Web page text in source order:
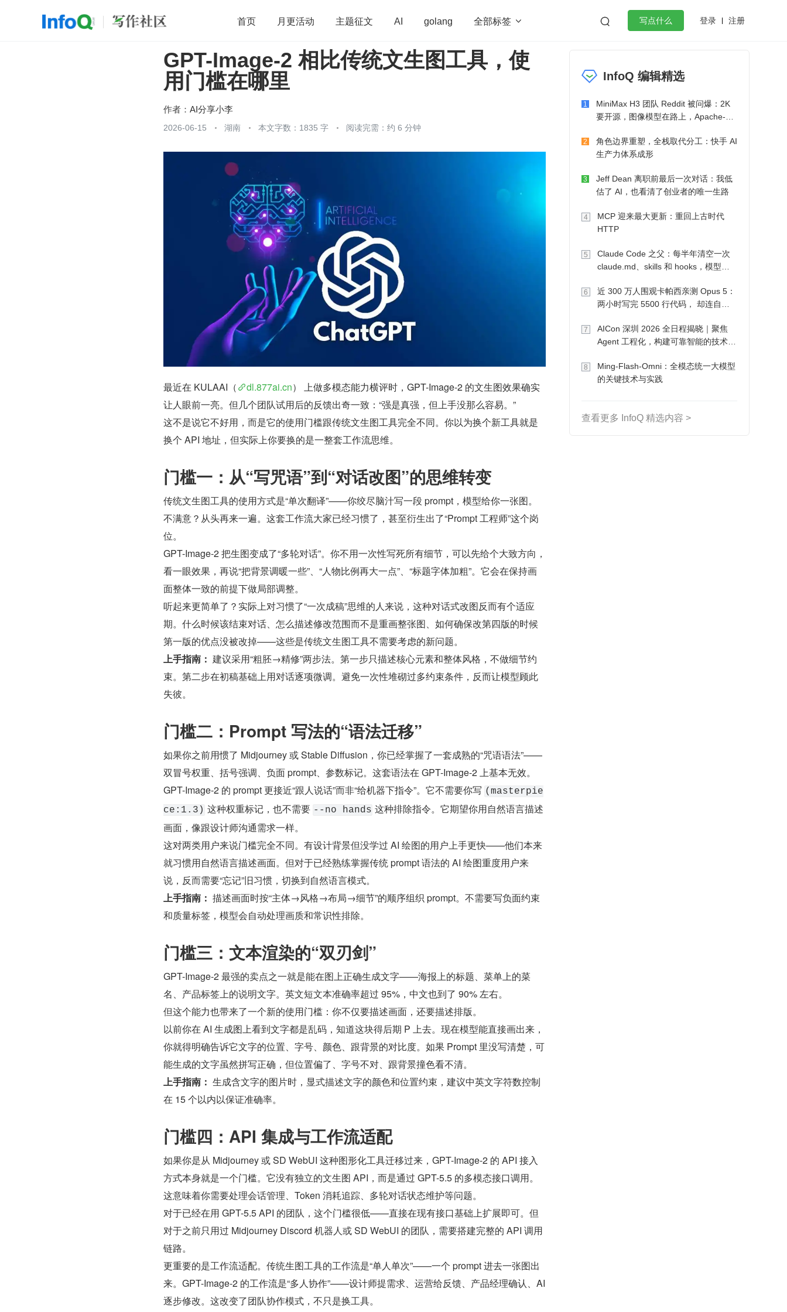
首页 月更活动 主题征文 AI golang 全部标签   写点什么 登录 注册
开源 架构 OpenHarmony 算法 学习方法 Web3.0 高效工作
团队管理 程序员 微服务架构 flutter
GPT-Image-2 相比传统文生图工具，使
用门槛在哪里
作者： AI分享小李
2026-06-15 湖南 本文字数：1835 字 阅读完需：约 6 分钟
最近在 KULAAI（ dl.877ai.cn） 上做多模态能力横评时，GPT-Image-2 的文生图效果确实
让人眼前一亮。但几个团队试用后的反馈出奇一致：“强是真强，但上手没那么容易。”
这不是说它不好用，而是它的使用门槛跟传统文生图工具完全不同。你以为换个新工具就是
换个 API 地址，但实际上你要换的是一整套工作流思维。
门槛一：从“写咒语”到“对话改图”的思维转变
传统文生图工具的使用方式是“单次翻译”——你绞尽脑汁写一段 prompt，模型给你一张图。
不满意？从头再来一遍。这套工作流大家已经习惯了，甚至衍生出了“Prompt 工程师”这个岗
位。
GPT-Image-2 把生图变成了“多轮对话”。你不用一次性写死所有细节，可以先给个大致方向，
看一眼效果，再说“把背景调暖一些”、“人物比例再大一点”、“标题字体加粗”。它会在保持画
面整体一致的前提下做局部调整。
听起来更简单了？实际上对习惯了“一次成稿”思维的人来说，这种对话式改图反而有个适应
期。什么时候该结束对话、怎么描述修改范围而不是重画整张图、如何确保改第四版的时候
第一版的优点没被改掉——这些是传统文生图工具不需要考虑的新问题。
上手指南： 建议采用“粗胚→精修”两步法。第一步只描述核心元素和整体风格，不做细节约
束。第二步在初稿基础上用对话逐项微调。避免一次性堆砌过多约束条件，反而让模型顾此
失彼。
门槛二：Prompt 写法的“语法迁移”
如果你之前用惯了 Midjourney 或 Stable Diffusion，你已经掌握了一套成熟的“咒语语法”——
双冒号权重、括号强调、负面 prompt、参数标记。这套语法在 GPT-Image-2 上基本无效。
GPT-Image-2 的 prompt 更接近“跟人说话”而非“给机器下指令”。它不需要你写 (masterpie
ce:1.3) 这种权重标记，也不需要 --no hands 这种排除指令。它期望你用自然语言描述
画面，像跟设计师沟通需求一样。
这对两类用户来说门槛完全不同。有设计背景但没学过 AI 绘图的用户上手更快——他们本来
就习惯用自然语言描述画面。但对于已经熟练掌握传统 prompt 语法的 AI 绘图重度用户来
说，反而需要“忘记”旧习惯，切换到自然语言模式。
上手指南： 描述画面时按“主体→风格→布局→细节”的顺序组织 prompt。不需要写负面约束
和质量标签，模型会自动处理画质和常识性排除。
门槛三：文本渲染的“双刃剑”
GPT-Image-2 最强的卖点之一就是能在图上正确生成文字——海报上的标题、菜单上的菜
名、产品标签上的说明文字。英文短文本准确率超过 95%，中文也到了 90% 左右。
但这个能力也带来了一个新的使用门槛：你不仅要描述画面，还要描述排版。
以前你在 AI 生成图上看到文字都是乱码，知道这块得后期 P 上去。现在模型能直接画出来，
你就得明确告诉它文字的位置、字号、颜色、跟背景的对比度。如果 Prompt 里没写清楚，可
能生成的文字虽然拼写正确，但位置偏了、字号不对、跟背景撞色看不清。
上手指南： 生成含文字的图片时，显式描述文字的颜色和位置约束，建议中英文字符数控制
在 15 个以内以保证准确率。
门槛四：API 集成与工作流适配
如果你是从 Midjourney 或 SD WebUI 这种图形化工具迁移过来，GPT-Image-2 的 API 接入
方式本身就是一个门槛。它没有独立的文生图 API，而是通过 GPT-5.5 的多模态接口调用。
这意味着你需要处理会话管理、Token 消耗追踪、多轮对话状态维护等问题。
对于已经在用 GPT-5.5 API 的团队，这个门槛很低——直接在现有接口基础上扩展即可。但
对于之前只用过 Midjourney Discord 机器人或 SD WebUI 的团队，需要搭建完整的 API 调用
链路。
更重要的是工作流适配。传统生图工具的工作流是“单人单次”——一个 prompt 进去一张图出
来。GPT-Image-2 的工作流是“多人协作”——设计师提需求、运营给反馈、产品经理确认、AI
逐步修改。这改变了团队协作模式，不只是换工具。
InfoQ 编辑精选
1
MiniMax H3 团队 Reddit 被问爆：2K
要开源，图像模型在路上，Apache-2.0
2
角色边界重塑，全栈取代分工：快手 AI
生产力体系成形
3
Jeff Dean 离职前最后一次对话：我低
估了 AI，也看清了创业者的唯一生路
4
MCP 迎来最大更新：重回上古时代
HTTP
5
Claude Code 之父：每半年清空一次
claude.md、skills 和 hooks，模型自
6
近 300 万人围观卡帕西亲测 Opus 5：
两小时写完 5500 行代码， 却连自己
7
AICon 深圳 2026 全日程揭晓｜聚焦
Agent 工程化，构建可靠智能的技术路
8
Ming-Flash-Omni：全模态统一大模型
的关键技术与实践
查看更多 InfoQ 精选内容 >